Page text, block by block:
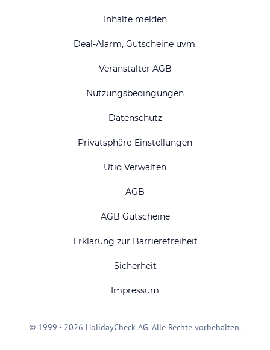
Inhalte melden
Deal-Alarm, Gutscheine uvm.
Veranstalter AGB
Nutzungsbedingungen
Datenschutz
Privatsphäre-Einstellungen
Utiq Verwalten
AGB
AGB Gutscheine
Erklärung zur Barrierefreiheit
Sicherheit
Impressum
© 1999 - 2026 HolidayCheck AG. Alle Rechte vorbehalten.